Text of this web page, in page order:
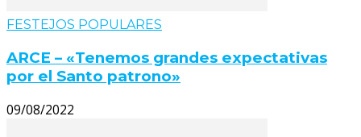
FESTEJOS POPULARES
ARCE – «Tenemos grandes expectativas
por el Santo patrono»
09/08/2022